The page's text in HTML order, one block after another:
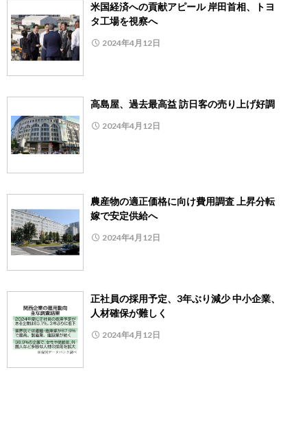
米国経済への貢献アピール 岸田首相、トヨ
タ工場を視察へ
2024年4月12日
高島屋、過去最高益 訪日客の売り上げ好調
2024年4月12日
農産物の適正価格に向け費用調査 上昇分転
嫁で安定供給へ
2024年4月12日
正社員の採用予定、3年ぶり減少 中小企業、
人材確保が難しく
2024年4月12日